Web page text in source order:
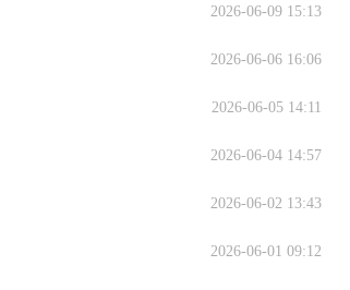
2026-06-09 15:13
2026-06-06 16:06
2026-06-05 14:11
2026-06-04 14:57
2026-06-02 13:43
2026-06-01 09:12